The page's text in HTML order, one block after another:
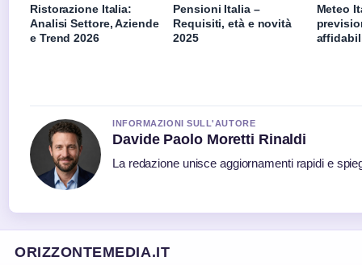
Ristorazione Italia:
Analisi Settore, Aziende
e Trend 2026
Pensioni Italia –
Requisiti, età e novità
2025
Meteo
INFORMAZIONI SULL'AUTORE
Davide Paolo Moretti Rinaldi
La redazione unisce aggiornamenti rapidi e
ORIZZONTEMEDIA.IT